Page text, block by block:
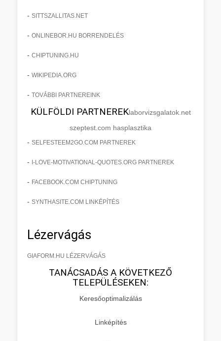
- SITTSZALLITAS.NET
- ONLINEBOR.HU BORRENDELÉS
- CHIPTUNING.HU
- WIKIPEDIA.ORG
- TOVÁBBI PARTNEREINK
KÜLFÖLDI PARTNEREKlaborvizsgalatok.net
szeptest.com hasplasztika
- SELFESTEEM2GO.COM PARTNEREK
- I-LOVE-MOTIVATIONAL-QUOTES.ORG PARTNEREK
- FACEBOOK.COM CHIPTUNING
- SYNTHASITE.COM LINKÉPÍTÉS
Lézervágás
GIAFORM.HU LÉZERVÁGÁS
TANÁCSADÁS A KÖVETKEZŐ
TELEPÜLÉSEKEN:
Keresőoptimalizálás
Linképítés